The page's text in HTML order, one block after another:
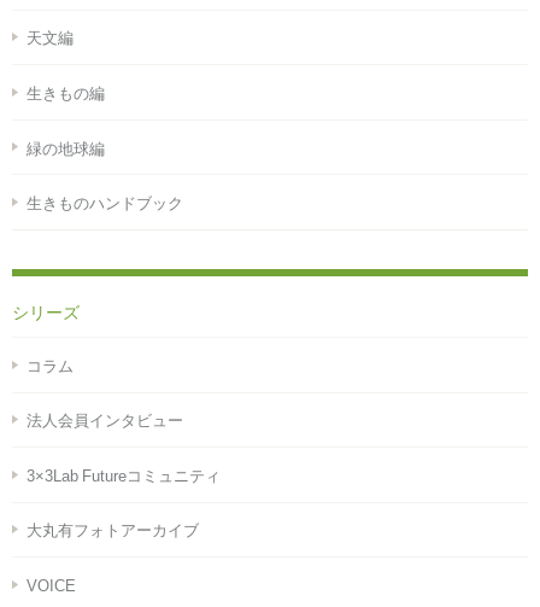
天文編
生きもの編
緑の地球編
生きものハンドブック
シリーズ
コラム
法人会員インタビュー
3×3Lab Futureコミュニティ
大丸有フォトアーカイブ
VOICE